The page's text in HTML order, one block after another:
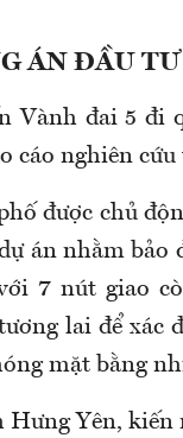
ÁN ĐẦU TƯ
Vành đai 5 đi
cáo nghiên
được chủ
án nhằm bảo
7 nút giao
lai để xác
mặt bằng
Yên, kiến